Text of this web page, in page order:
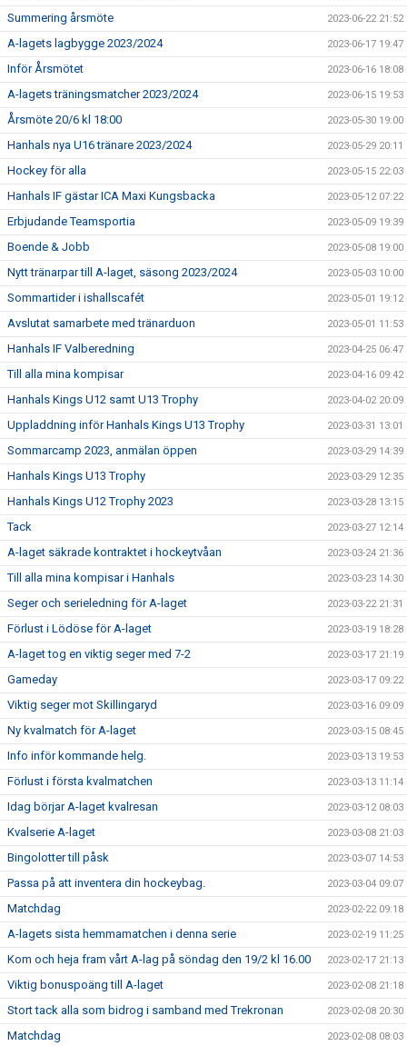
Summering årsmöte 2023-06-22 21:52
A-lagets lagbygge 2023/2024 2023-06-17 19:47
Inför Årsmötet 2023-06-16 18:08
A-lagets träningsmatcher 2023/2024 2023-06-15 19:53
Årsmöte 20/6 kl 18:00 2023-05-30 19:00
Hanhals nya U16 tränare 2023/2024 2023-05-29 20:11
Hockey för alla 2023-05-15 22:03
Hanhals IF gästar ICA Maxi Kungsbacka 2023-05-12 07:22
Erbjudande Teamsportia 2023-05-09 19:39
Boende & Jobb 2023-05-08 19:00
Nytt tränarpar till A-laget, säsong 2023/2024 2023-05-03 10:00
Sommartider i ishallscafét 2023-05-01 19:12
Avslutat samarbete med tränarduon 2023-05-01 11:53
Hanhals IF Valberedning 2023-04-25 06:47
Till alla mina kompisar 2023-04-16 09:42
Hanhals Kings U12 samt U13 Trophy 2023-04-02 20:09
Uppladdning inför Hanhals Kings U13 Trophy 2023-03-31 13:01
Sommarcamp 2023, anmälan öppen 2023-03-29 14:39
Hanhals Kings U13 Trophy 2023-03-29 12:35
Hanhals Kings U12 Trophy 2023 2023-03-28 13:15
Tack 2023-03-27 12:14
A-laget säkrade kontraktet i hockeytvåan 2023-03-24 21:36
Till alla mina kompisar i Hanhals 2023-03-23 14:30
Seger och serieledning för A-laget 2023-03-22 21:31
Förlust i Lödöse för A-laget 2023-03-19 18:28
A-laget tog en viktig seger med 7-2 2023-03-17 21:19
Gameday 2023-03-17 09:22
Viktig seger mot Skillingaryd 2023-03-16 09:09
Ny kvalmatch för A-laget 2023-03-15 08:45
Info inför kommande helg. 2023-03-13 19:53
Förlust i första kvalmatchen 2023-03-13 11:14
Idag börjar A-laget kvalresan 2023-03-12 08:03
Kvalserie A-laget 2023-03-08 21:03
Bingolotter till påsk 2023-03-07 14:53
Passa på att inventera din hockeybag. 2023-03-04 09:07
Matchdag 2023-02-22 09:18
A-lagets sista hemmamatchen i denna serie 2023-02-19 11:25
Kom och heja fram vårt A-lag på söndag den 19/2 kl 16.00 2023-02-17 21:13
Viktig bonuspoäng till A-laget 2023-02-08 21:18
Stort tack alla som bidrog i samband med Trekronan 2023-02-08 20:30
Matchdag 2023-02-08 08:03